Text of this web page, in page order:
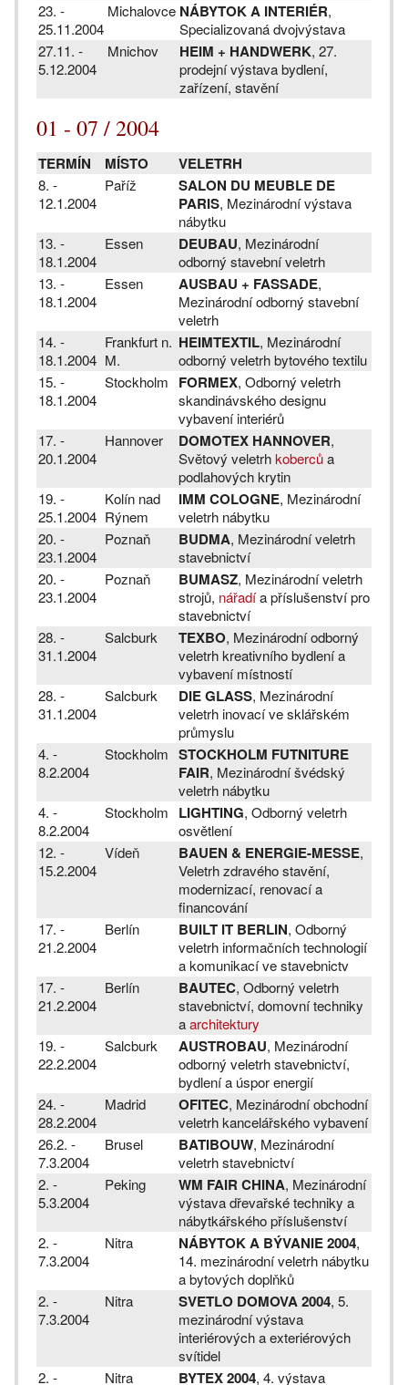
23. -
25.11.2004
Michalovce NÁBYTOK A INTERIÉR,
Specializovaná dvojvýstava
27.11. -
5.12.2004
Mnichov HEIM + HANDWERK, 27.
prodejní výstava bydlení,
zařízení, stavění
01 - 07 / 2004
TERMÍN MÍSTO VELETRH
8. -
12.1.2004
Paříž
SALON DU MEUBLE DE
PARIS, Mezinárodní výstava
nábytku
13. -
18.1.2004
Essen DEUBAU, Mezinárodní
odborný stavební veletrh
13. -
18.1.2004
Essen AUSBAU + FASSADE,
Mezinárodní odborný stavební
veletrh
14. -
18.1.2004
Frankfurt n.
M.
HEIMTEXTIL, Mezinárodní
odborný veletrh bytového textilu
15. -
18.1.2004
Stockholm FORMEX, Odborný veletrh
skandinávského designu
vybavení interiérů
17. -
20.1.2004
Hannover DOMOTEX HANNOVER,
Světový veletrhkobercůa
podlahových krytin
19. -
25.1.2004
Kolín nad
Rýnem
IMM COLOGNE, Mezinárodní
veletrh nábytku
20. -
23.1.2004
Poznaň BUDMA, Mezinárodní veletrh
stavebnictví
20. -
23.1.2004
Poznaň BUMASZ, Mezinárodní veletrh
strojů, nářadía příslušenství pro
stavebnictví
28. -
31.1.2004
Salcburk TEXBO, Mezinárodní odborný
veletrh kreativního bydlení a
vybavení místností
28. -
31.1.2004
Salcburk DIE GLASS, Mezinárodní
veletrh inovací ve sklářském
průmyslu
4. -
8.2.2004
Stockholm STOCKHOLM FUTNITURE
FAIR, Mezinárodní švédský
veletrh nábytku
4. -
8.2.2004
Stockholm LIGHTING, Odborný veletrh
osvětlení
12. -
15.2.2004
Vídeň BAUEN & ENERGIE-MESSE,
Veletrh zdravého stavění,
modernizací, renovací a
financování
17. -
21.2.2004
Berlín BUILT IT BERLIN, Odborný
veletrh informačních technologií
a komunikací ve stavebnictv
17. -
21.2.2004
Berlín BAUTEC, Odborný veletrh
stavebnictví, domovní techniky
aarchitektury
19. -
22.2.2004
Salcburk AUSTROBAU, Mezinárodní
odborný veletrh stavebnictví,
bydlení a úspor energií
24. -
28.2.2004
Madrid OFITEC, Mezinárodní obchodní
veletrh kancelářského vybavení
26.2. -
7.3.2004
Brusel BATIBOUW, Mezinárodní
veletrh stavebnictví
2. -
5.3.2004
Peking WM FAIR CHINA, Mezinárodní
výstava dřevařské techniky a
nábytkářského příslušenství
2. -
7.3.2004
Nitra NÁBYTOK A BÝVANIE 2004,
14. mezinárodní veletrh nábytku
a bytových doplňků
2. -
7.3.2004
Nitra SVETLO DOMOVA 2004, 5.
mezinárodní výstava
interiérových a exteriérových
svítidel
2. -
Nitra BYTEX 2004, 4. výstava